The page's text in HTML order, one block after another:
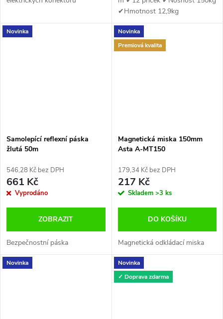
✔Hmotnost 12,9kg
Novinka
Samolepící reflexní páska
žlutá 50m
546,28 Kč bez DPH
661 Kč
Vyprodáno
ZOBRAZIT
Bezpečnostní páska
Novinka
Premiová kvalita
Magnetická miska 150mm
Asta A-MT150
179,34 Kč bez DPH
217 Kč
Skladem >3 ks
DO KOŠÍKU
Magnetická odkládací miska
Novinka
Novinka
✓ Doprava zdarma